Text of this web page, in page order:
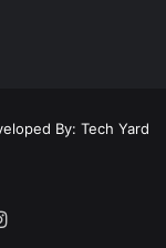
By: Tech Yard
Instagram